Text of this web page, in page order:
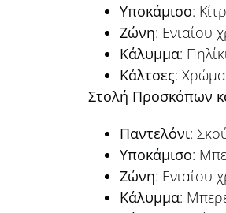
Υποκάμισο:
Ζώνη: Ενιαίου
Κάλυμμα:
Κάλτσες:
Στολή Προσκόπων
Παντελόνι:
Υποκάμισο:
Ζώνη: Ενιαίου
Κάλυμμα: